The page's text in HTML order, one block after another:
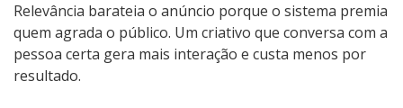
Relevância barateia o anúncio porque o sistema premia
quem agrada o público. Um criativo que conversa com a
pessoa certa gera mais interação e custa menos por
resultado.